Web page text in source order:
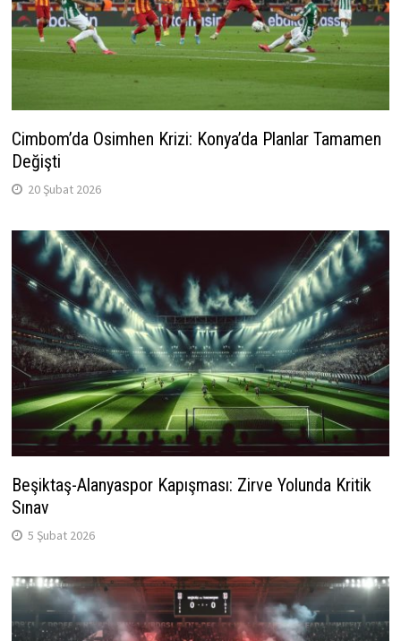
Cimbom’da Osimhen Krizi: Konya’da Planlar Tamamen
Değişti
20 Şubat 2026
Beşiktaş-Alanyaspor Kapışması: Zirve Yolunda Kritik
Sınav
5 Şubat 2026